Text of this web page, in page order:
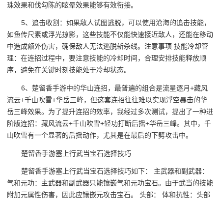
珠效果和伐勾陈的眩晕效果能够有效衔接。
5、追击收割：如果敌人试图逃脱，可以使用沧海的追击技能，
如鱼传尺素或浮光掠影，这些技能不仅能快速接近敌人，还能在移动
中造成额外伤害，确保敌人无法逃脱斩杀线。注意事项 技能冷却管
理：在连招过程中，要注意技能的冷却时间，合理安排技能释放顺
序，避免在关键时刻技能处于冷却状态。
6、楚留香手游中的华山连招，最普遍的组合是流星逐月+藏风
流云+千山吹雪+华岳三峰，但这套连招往往难以实现浮空暴击的华
岳三峰效果。为了提升连招的效率，我经过多次测试，提出了一种进
阶版连招：藏风流云+千山吹雪+轻功打断后摇+华岳三峰。其中，千
山吹雪有一个显著的后摇动作，尤其是在最后的下劈攻击中。
楚留香手游塞上行武当宝石选择技巧
楚留香手游塞上行武当宝石选择技巧如下： 主武器和副武器：
气和元功：主武器和副武器只能镶嵌气和元功宝石。由于武当的技能
附加元属性伤害，因此应镶嵌元攻击宝石。 头部： 体和抗性：头部